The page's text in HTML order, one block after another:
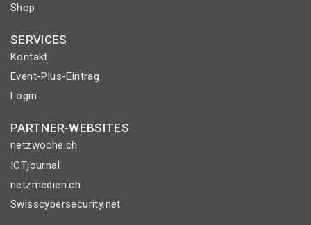
Shop
SERVICES
Kontakt
Event-Plus-Eintrag
Login
PARTNER-WEBSITES
netzwoche.ch
ICTjournal
netzmedien.ch
Swisscybersecurity.net